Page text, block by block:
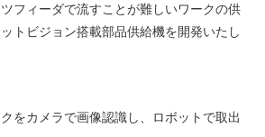
フィーダで流すことが難しいワークの供
トビジョン搭載部品供給機を開発いたし
をカメラで画像認識し、ロボットで取出